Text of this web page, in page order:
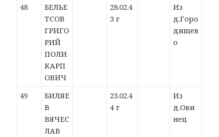
48
БЕЛЬЕ
ТСОВ
ГРИГО
РИЙ
ПОЛИ
КАРП
ОВИЧ
28.02.4
3 г
Из
д.Горо
дищев
о
49
БИЛЯЕ
В
ВЯЧЕС
ЛАВ
23.02.4
4 г
Из
д.Ови
нец